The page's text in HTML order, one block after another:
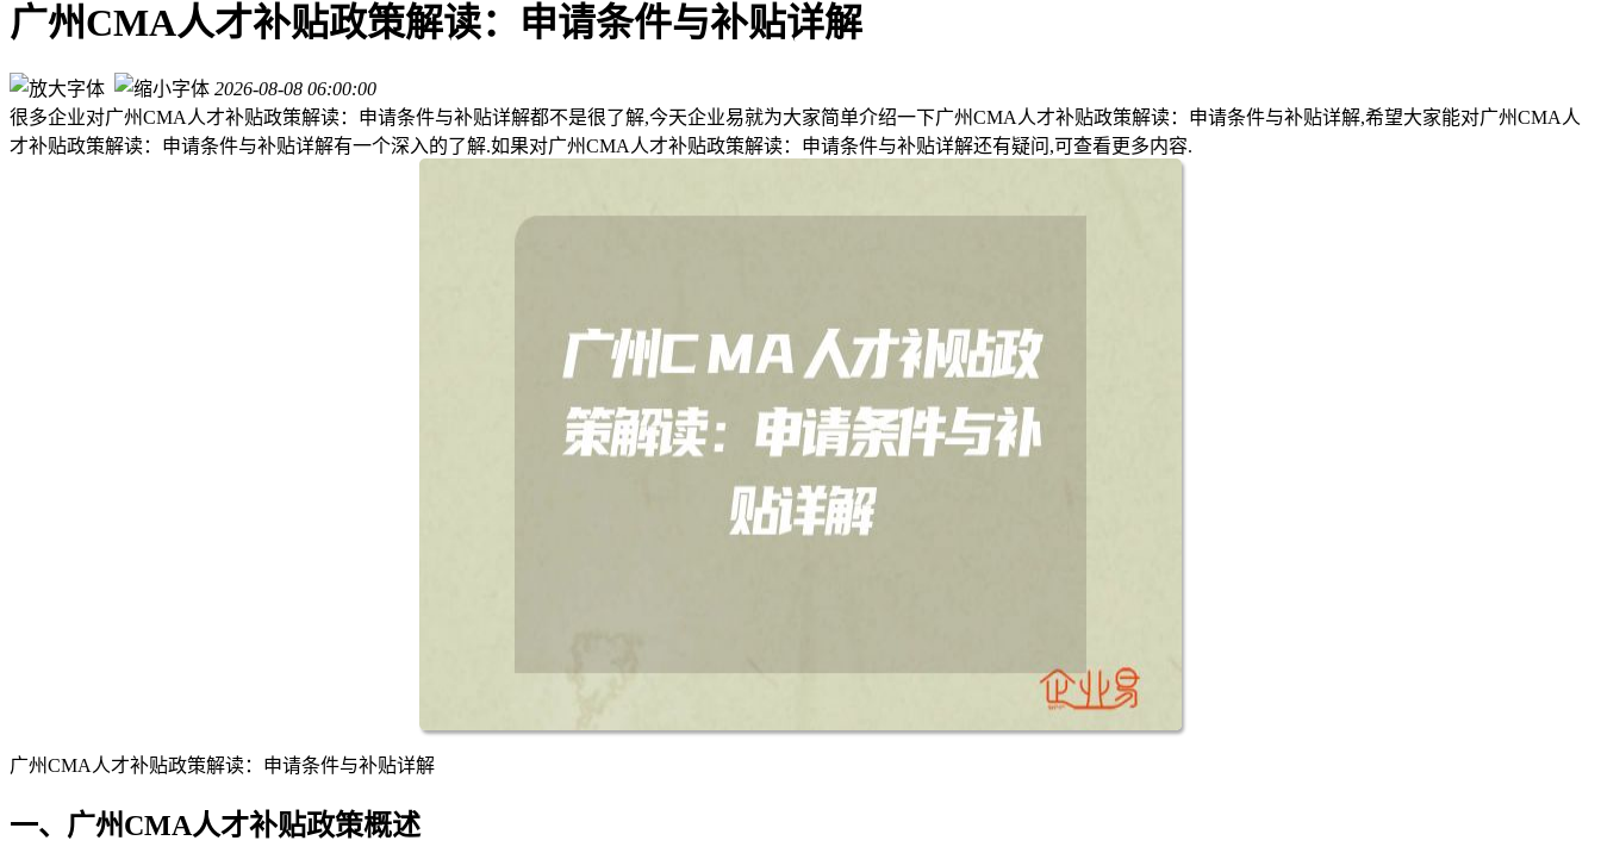
广州CMA人才补贴政策解读：申请条件与补贴详解
2026-08-08 06:00:00
很多企业对广州CMA人才补贴政策解读：申请条件与补贴详解都不是很了解,今天企业易就为大家简单介绍一下广州CMA人才补贴政策解读：申请条件与补贴详解,希望大家能对广州CMA人
才补贴政策解读：申请条件与补贴详解有一个深入的了解.如果对广州CMA人才补贴政策解读：申请条件与补贴详解还有疑问,可查看更多内容.
广州CMA人才补贴政策解读：申请条件与补贴详解
一、广州CMA人才补贴政策概述